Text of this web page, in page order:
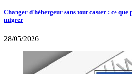
Changer d'hébergeur sans tout casser : ce que
migrer
28/05/2026